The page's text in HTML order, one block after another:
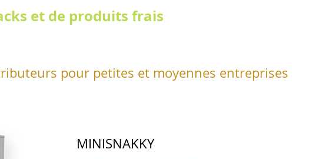
et de produits frais
pour petites et moyennes entreprises
MINISNAKKY